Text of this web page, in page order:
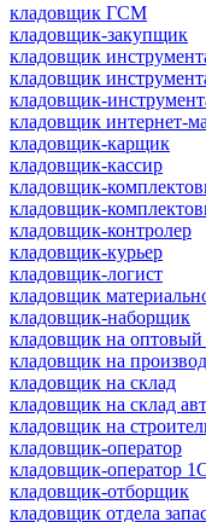
кладовщик ГСМ
кладовщик-закупщик
кладовщик
кладовщик
кладовщик-
кладовщик интернет-
кладовщик-карщик
кладовщик-кассир
кладовщик-
кладовщик-
кладовщик-контролер
кладовщик-курьер
кладовщик-логист
кладовщик
кладовщик-наборщик
кладовщик на оптовый
кладовщик на
кладовщик на склад
кладовщик на склад
кладовщик на
кладовщик-оператор
кладовщик-оператор
кладовщик-отборщик
кладовщик отдела